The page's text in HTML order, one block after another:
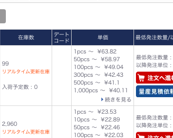
在庫数
デート
コード
単価 最低発注数量/
99
リアルタイム更新在庫
入荷予定数 : 0
1pcs ～ ¥63.82
50pcs ～ ¥58.97
100pcs ～ ¥49.04
300pcs ～ ¥42.43
500pcs ～ ¥41.1
1,000pcs ～ ¥40.11
続きを見る
最低発注数量 :
以降発注単位 :
2,960
リアルタイム更新在庫
1pcs ～ ¥23.53
10pcs ～ ¥22.89
50pcs ～ ¥22.46
100pcs ～ ¥22.03
最低発注数量 :
以降発注単位 :